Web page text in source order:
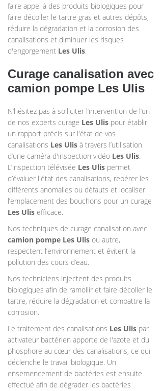
faire appel à des produits biologiques pour
faire décoller le tartre gras et autres dépôts,
réduire la dégradation et la corrosion des
canalisations et diminuer les risques
d'engorgement Les Ulis.
Curage canalisation avec
camion pompe Les Ulis
N’hésitez pas à solliciter l’intervention de l’un
de nos experts curage Les Ulis pour établir
un rapport précis sur l'état de vos
canalisations Les Ulis à travers l’utilisation
d’une caméra d'inspection vidéo Les Ulis.
L’inspection télévisée Les Ulis permet
d’évaluer l'état des canalisations, repérer les
différents anomalies ou défauts et localiser
l’emplacement des bouchons pour un curage
Les Ulis efficace.
Nos techniques de curage canalisation avec
camion pompe Les Ulis ou autre,
respectent l’environnement et évitent la
pollution des cours d’eau.
Nos techniciens injectent des produits
biologiques afin de ramollir et faire décoller le
tartre, réduire la dégradation et combattre la
corrosion.
Le traitement des canalisations Les Ulis par
activateur bactérien apporte de l'azote et du
phosphore au cœur des canalisations, ce qui
déclenche le travail biologique. Un
ensemencement de bactéries est ensuite
effectué afin de dégrader les bactéries